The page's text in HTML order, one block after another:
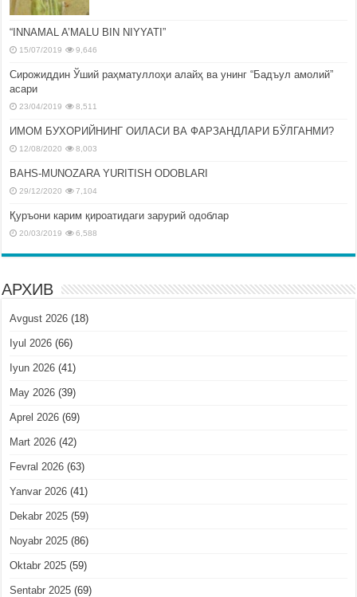
“INNAMAL A’MALU BIN NIYYATI”
15/07/2019 9,646
Сирожиддин Ўший раҳматуллоҳи алайҳ ва унинг “Бадъул амолий”
асари
23/04/2019 8,511
ИМОМ БУХОРИЙНИНГ ОИЛАСИ ВА ФАРЗАНДЛАРИ БЎЛГАНМИ?
12/08/2020 8,003
BAHS-MUNOZARA YURITISH ODOBLARI
29/12/2020 7,104
Қуръони карим қироатидаги зарурий одоблар
20/03/2019 6,588
АРХИВ
Avgust 2026 (18)
Iyul 2026 (66)
Iyun 2026 (41)
May 2026 (39)
Aprel 2026 (69)
Mart 2026 (42)
Fevral 2026 (63)
Yanvar 2026 (41)
Dekabr 2025 (59)
Noyabr 2025 (86)
Oktabr 2025 (59)
Sentabr 2025 (69)